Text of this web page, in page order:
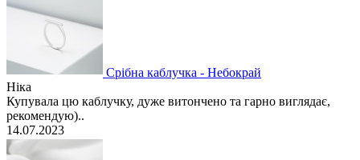
Срібна каблучка - Небокрай
Ніка
Купувала цю каблучку, дуже витончено та гарно виглядає,
рекомендую)..
14.07.2023